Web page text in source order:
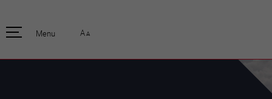
Enfants et écoliers
Emplois
Organisation
communale
Menu A A